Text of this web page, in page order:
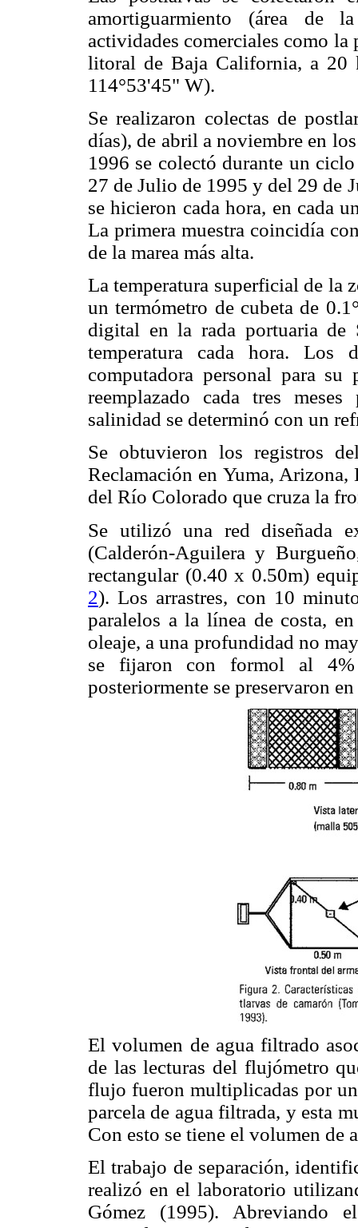
amortiguarmiento (área de
actividades comerciales como
litoral de Baja California, a 20
114°53'45" W).
Se realizaron colectas de
días), de abril a noviembre en
1996 se colectó durante un
27 de Julio de 1995 y del 29 de
se hicieron cada hora, en cada
La primera muestra coincidía
de la marea más alta.
La temperatura superficial de la
un termómetro de cubeta de
digital en la rada portuaria de
temperatura cada hora. Los
computadora personal para
reemplazado cada tres
salinidad se determinó con un
Se obtuvieron los registros
Reclamación en Yuma,
del Río Colorado que cruza la
Se utilizó una red diseñada
(Calderón-Aguilera y
rectangular (0.40 x 0.50m)
2). Los arrastres, con 10
paralelos a la línea de costa,
oleaje, a una profundidad no
se fijaron con formol al
posteriormente se preservaron
El volumen de agua filtrado
de las lecturas del flujómetro
flujo fueron multiplicadas por
parcela de agua filtrada, y esta
Con esto se tiene el volumen de
El trabajo de separación,
realizó en el laboratorio
Gómez (1995). Abreviando